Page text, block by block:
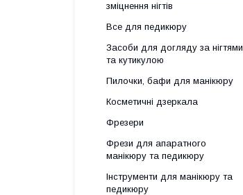
зміцнення нігтів
Все для педикюру
Засоби для догляду за нігтями
та кутикулою
Пилочки, бафи для манікюру
Косметичні дзеркала
Фрезери
Фрези для апаратного
манікюру та педикюру
Інструменти для манікюру та
педикюру